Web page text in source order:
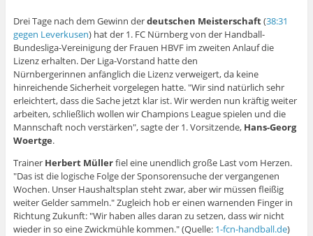
Drei Tage nach dem Gewinn derdeutschen Meisterschaft(38:31
gegen Leverkusen) hat der 1. FC Nürnberg von der Handball-
Bundesliga-Vereinigung der Frauen HBVF im zweiten Anlauf die
Lizenz erhalten. Der Liga-Vorstand hatte den
Nürnbergerinnen anfänglich die Lizenz verweigert, da keine
hinreichende Sicherheit vorgelegen hatte. "Wir sind natürlich sehr
erleichtert, dass die Sache jetzt klar ist. Wir werden nun kräftig weiter
arbeiten, schließlich wollen wir Champions League spielen und die
Mannschaft noch verstärken", sagte der 1. Vorsitzende, Hans-Georg
Woertge.
Trainer Herbert Müllerfiel eine unendlich große Last vom Herzen.
"Das ist die logische Folge der Sponsorensuche der vergangenen
Wochen. Unser Haushaltsplan steht zwar, aber wir müssen fleißig
weiter Gelder sammeln." Zugleich hob er einen warnenden Finger in
Richtung Zukunft: "Wir haben alles daran zu setzen, dass wir nicht
wieder in so eine Zwickmühle kommen." (Quelle: 1-fcn-handball.de)